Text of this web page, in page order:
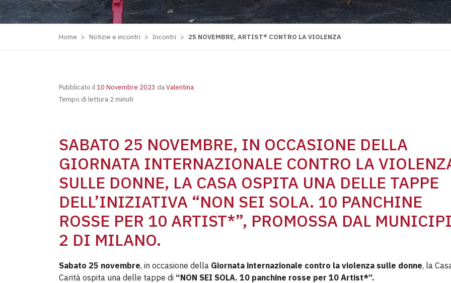
Home > Notizie e incontri > Incontri > 25 NOVEMBRE, ARTIST* CONTRO LA VIOLENZA
Pubblicato il 10 Novembre 2023 daValentina
Tempo di lettura 2 minuti
SABATO 25 NOVEMBRE, IN OCCASIONE DELLA
GIORNATA INTERNAZIONALE CONTRO LA
SULLE DONNE, LA CASA OSPITA UNA DELLE TAPPE
DELL’INIZIATIVA “NON SEI SOLA. 10 PANCHINE
ROSSE PER 10 ARTIST*”, PROMOSSA DAL
2 DI MILANO.
Sabato 25 novembre, in occasione della Giornata internazionale contro la violenza sulle donne, la
Carità ospita una delle tappe di “NON SEI SOLA. 10 panchine rosse per 10 Artist*”.